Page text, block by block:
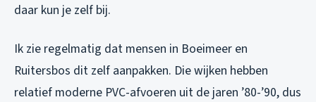
daar kun je zelf bij.
Ik zie regelmatig dat mensen in Boeimeer en
Ruitersbos dit zelf aanpakken. Die wijken hebben
relatief moderne PVC-afvoeren uit de jaren ’80-’90, dus